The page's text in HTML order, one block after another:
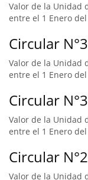
Valor de la Unidad
entre el 1 Enero
Circular
Valor de la Unidad
entre el 1 Enero
Circular
Valor de la Unidad
entre el 1 Enero
Circular
Valor de la Unidad